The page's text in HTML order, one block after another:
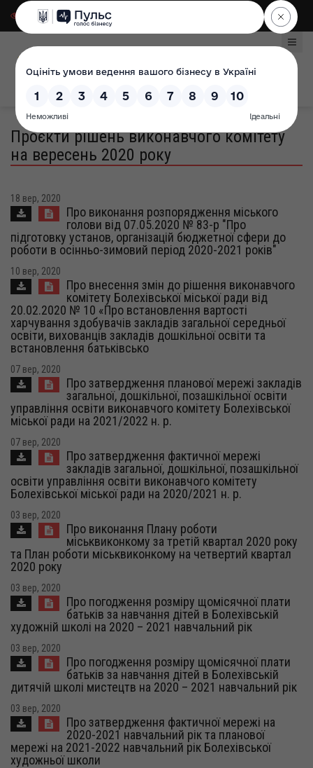
Для слабозорих|
Проєкти рішень виконавчого комітету
на вересень 2020 року
18 вер, 2020
Про виконання розпорядження міського
голови від 07.05.2020 № 83-р "Про
підготовку установ, організацій бюджетної сфери до
роботи в осінньо-зимовий період 2020-2021 років"
10 вер, 2020
Про внесення змін до рішення виконавчого
комітету Болехівської міської ради від
20.02.2020 № 10 «Про встановлення вартості
харчування здобувачів закладів загальної середньої
освіти, вихованців закладів дошкільної освіти та
встановлення батьківсько
07 вер, 2020
Про затвердження планової мережі закладів
загальної, дошкільної, позашкільної освіти
управління освіти виконавчого комітету Болехівської
міської ради на 2021/2022 н. р.
07 вер, 2020
Про затвердження фактичної мережі
закладів загальної, дошкільної, позашкільної
освіти управління освіти виконавчого комітету
Болехівської міської ради на 2020/2021 н. р.
03 вер, 2020
Про виконання Плану роботи
міськвиконкому за третій квартал 2020 року
та План роботи міськвиконкому на четвертий квартал
2020 року
03 вер, 2020
Про погодження розміру щомісячної плати
батьків за навчання дітей в Болехівській
художній школі на 2020 – 2021 навчальний рік
03 вер, 2020
Про погодження розміру щомісячної плати
батьків за навчання дітей в Болехівській
дитячій школі мистецтв на 2020 – 2021 навчальний рік
03 вер, 2020
Про затвердження фактичної мережі на
2020-2021 навчальний рік та планової
мережі на 2021-2022 навчальний рік Болехівської
художньої школи